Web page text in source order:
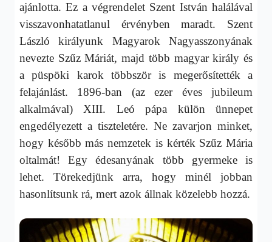
ajánlotta. Ez a végrendelet Szent István halálával
visszavonhatatlanul érvényben maradt. Szent
László királyunk Magyarok Nagyasszonyának
nevezte Szűz Máriát, majd több magyar király és
a püspöki karok többször is megerősítették a
felajánlást. 1896-ban (az ezer éves jubileum
alkalmával) XIII. Leó pápa külön ünnepet
engedélyezett a tiszteletére. Ne zavarjon minket,
hogy később más nemzetek is kérték Szűz Mária
oltalmát! Egy édesanyának több gyermeke is
lehet. Törekedjünk arra, hogy minél jobban
hasonlítsunk rá, mert azok állnak közelebb hozzá.